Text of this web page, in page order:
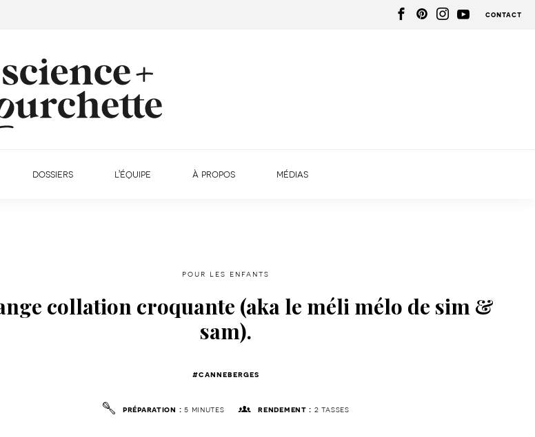
contact
dossiers l'équipe à propos médias
pour les enfants
collation croquante (aka le méli mélo de sim &
sam).
#canneberges
préparation : 5 minutes rendement : 2 tasses